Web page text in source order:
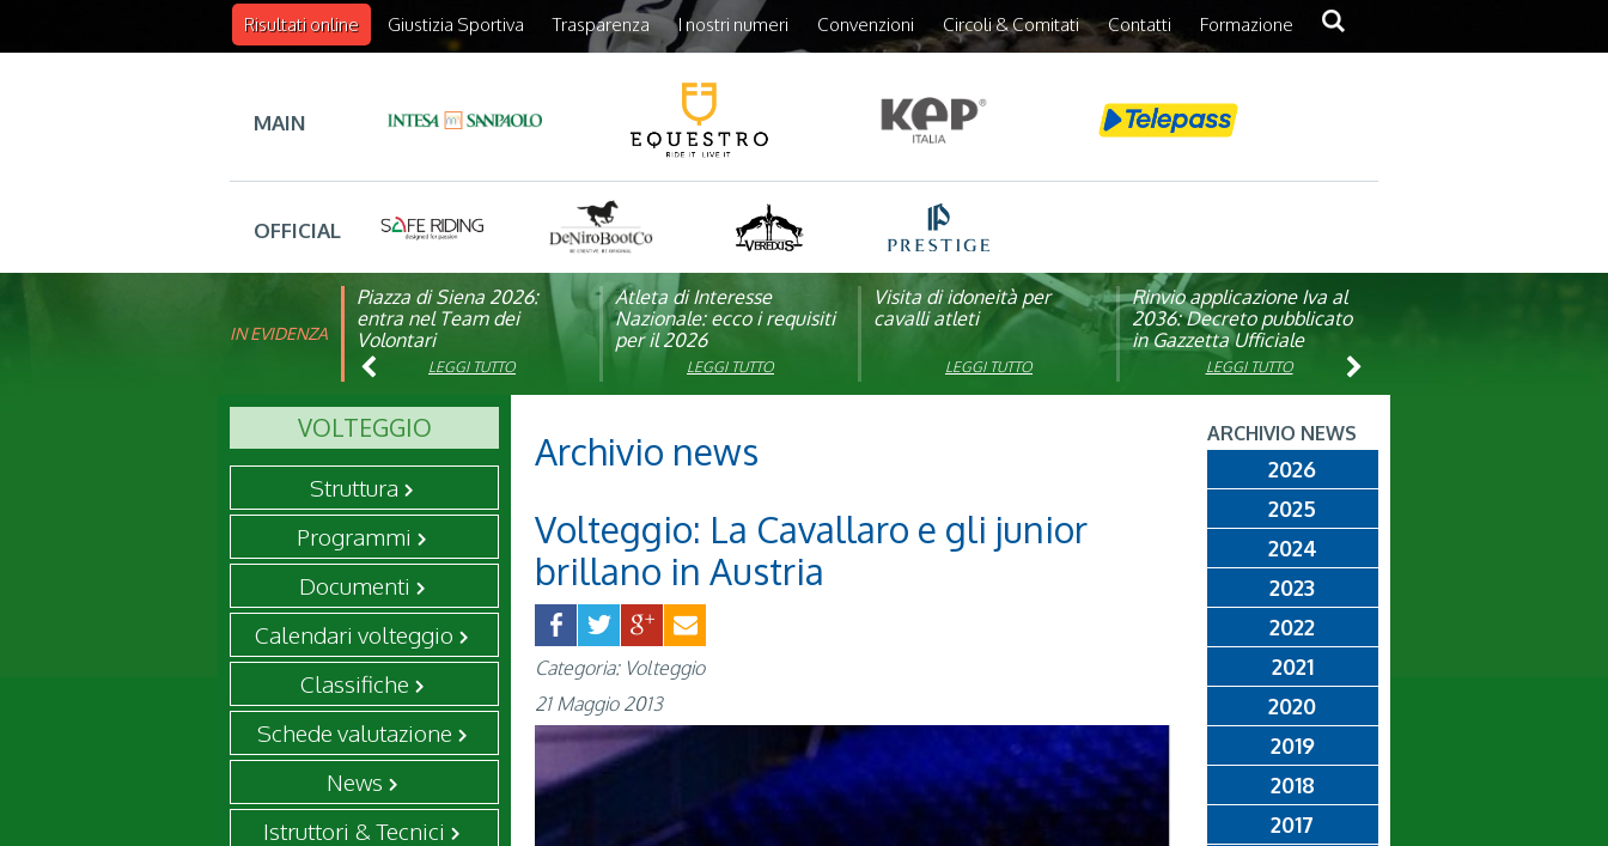
Risultati online Giustizia Sportiva Trasparenza I nostri numeri Convenzioni Circoli & Comitati Contatti Formazione
MAIN
OFFICIAL
IN EVIDENZA
Piazza di Siena 2026:
entra nel Team dei
Volontari
LEGGI TUTTO
Atleta di Interesse
Nazionale: ecco i requisiti
per il 2026
LEGGI TUTTO
Visita di idoneità per
cavalli atleti
LEGGI TUTTO
Rinvio applicazione Iva al
2036: Decreto pubblicato
in Gazzetta Ufficiale
LEGGI TUTTO
FISE: aperta la Campagna
affiliazione 2026
LEGGI TUTTO
Natale con la FISE: al via
la nona edizione
dell’iniziativa solidale della
Federazione Italiana Sport
LEGGI TUTTO
Studente Atleta di alto
livello: pubblicato il bando
per l’anno scolastico
2025/2026LEGGI TUTTO
Visita veterinaria annuale
LEGGI TUTTO
VOLTEGGIO
Struttura
Programmi
Documenti
Calendari volteggio
Classifiche
Schede valutazione
News
Istruttori & Tecnici
Archivio news
Volteggio: La Cavallaro e gli junior
brillano in Austria
Categoria: Volteggio
21 Maggio 2013
ARCHIVIO NEWS
2026
2025
2024
2023
2022
2021
2020
2019
2018
2017